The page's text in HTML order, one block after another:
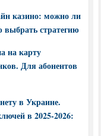
казино: можно ли
выбрать стратегию
на карту
Для абонентов
в Украине.
в 2025-2026: